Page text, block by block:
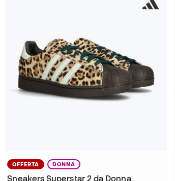
OFFERTA DONNA
Sneakers Superstar 2 da Donna